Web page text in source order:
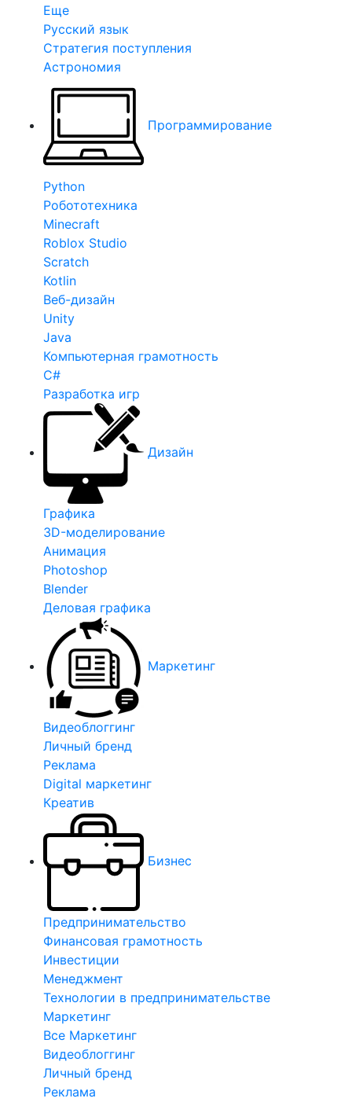
Еще
Русский язык
Стратегия поступления
Астрономия
Программирование
Python
Робототехника
Minecraft
Roblox Studio
Scratch
Kotlin
Веб-дизайн
Unity
Java
Компьютерная грамотность
C#
Разработка игр
Дизайн
Графика
3D-моделирование
Анимация
Photoshop
Blender
Деловая графика
Маркетинг
Видеоблоггинг
Личный бренд
Реклама
Digital маркетинг
Креатив
Бизнес
Предпринимательство
Финансовая грамотность
Инвестиции
Менеджмент
Технологии в предпринимательстве
Маркетинг
Все Маркетинг
Видеоблоггинг
Личный бренд
Реклама